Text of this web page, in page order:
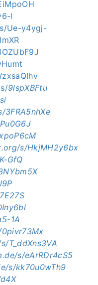
l
Ue-y4ygj-
9lspXBFtu
s/HkjMH2y6bx
GfQ
1A
T_ddXns3VA
s/eArRDr4cS5
s/kk70u0wTh9